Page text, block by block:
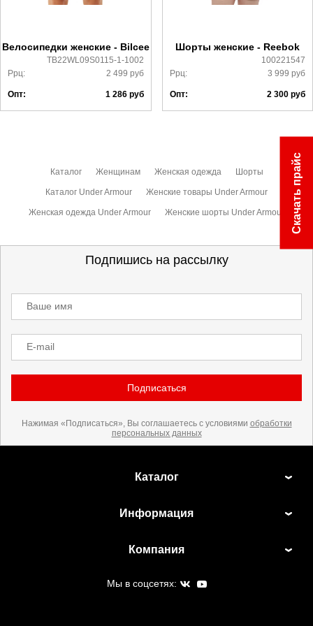
Более детально с условиями доставки и оплаты можно
Велосипедки женские - Bilcee
TB22WL09S0115-1-1002
Ррц:
2 499 руб
Опт: 1 286руб
Шорты женские - Reebok
100221547
Ррц:
3 999 руб
Опт: 2 300 руб
Каталог Женщинам Женская одежда Шорты
Каталог Under Armour Женские товары Under Armour
Женская одежда Under Armour Женские шорты Under Armour
Подпишись на рассылку
Ваше имя
E-mail
Подписаться
Нажимая «Подписаться», Вы соглашаетесь с условиями обработки
персональных данных
Каталог
Информация
Компания
Мы в соцсетях:
Скачать прайс